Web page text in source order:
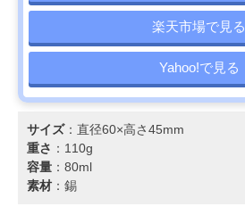
楽天市場で見る
Yahoo!で見る
サイズ：直径60×高さ45mm
重さ ：110g
容量 ：80ml
素材 ：錫